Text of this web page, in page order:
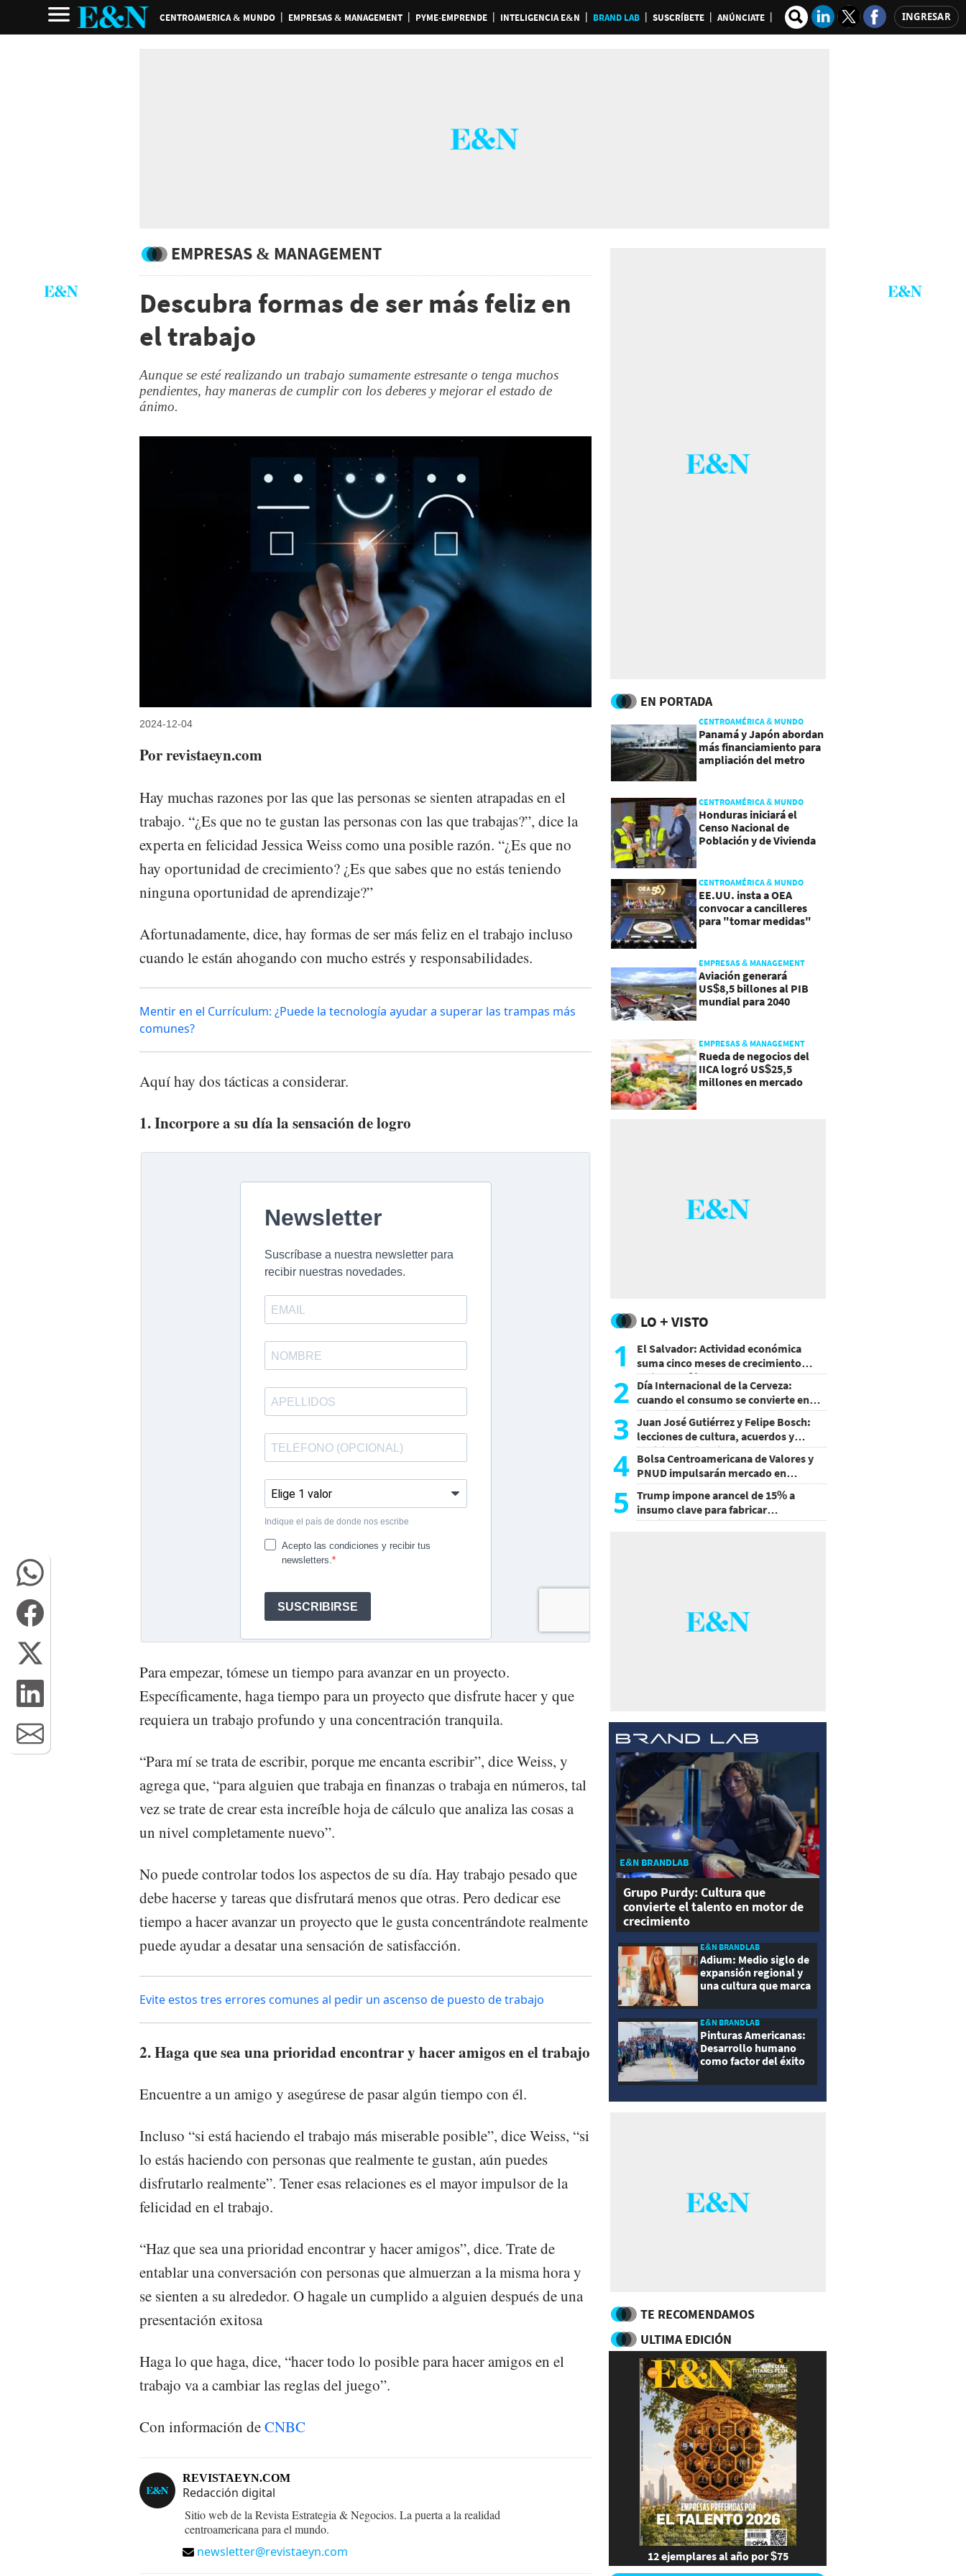
CENTROAMERICA & MUNDO EMPRESAS & MANAGEMENT PYME-EMPRENDE INTELIGENCIA E&N BRAND LAB SUSCRÍBETE ANÚNCIATE INGRESAR
EMPRESAS & MANAGEMENT
Descubra formas de ser más feliz en
el trabajo
Aunque se esté realizando un trabajo sumamente estresante o tenga muchos
pendientes, hay maneras de cumplir con los deberes y mejorar el estado de
ánimo.
2024-12-04
Por revistaeyn.com
Hay muchas razones por las que las personas se sienten atrapadas en el
trabajo. “¿Es que no te gustan las personas con las que trabajas?”, dice la
experta en felicidad Jessica Weiss como una posible razón. “¿Es que no
hay oportunidad de crecimiento? ¿Es que sabes que no estás teniendo
ninguna oportunidad de aprendizaje?”
Afortunadamente, dice, hay formas de ser más feliz en el trabajo incluso
cuando le están ahogando con mucho estrés y responsabilidades.
Mentir en el Currículum: ¿Puede la tecnología ayudar a superar las trampas más
comunes?
Aquí hay dos tácticas a considerar.
1. Incorpore a su día la sensación de logro
Para empezar, tómese un tiempo para avanzar en un proyecto.
Específicamente, haga tiempo para un proyecto que disfrute hacer y que
requiera un trabajo profundo y una concentración tranquila.
“Para mí se trata de escribir, porque me encanta escribir”, dice Weiss, y
agrega que, “para alguien que trabaja en finanzas o trabaja en números, tal
vez se trate de crear esta increíble hoja de cálculo que analiza las cosas a
un nivel completamente nuevo”.
No puede controlar todos los aspectos de su día. Hay trabajo pesado que
debe hacerse y tareas que disfrutará menos que otras. Pero dedicar ese
tiempo a hacer avanzar un proyecto que le gusta concentrándote realmente
puede ayudar a desatar una sensación de satisfacción.
Evite estos tres errores comunes al pedir un ascenso de puesto de trabajo
2. Haga que sea una prioridad encontrar y hacer amigos en el trabajo
Encuentre a un amigo y asegúrese de pasar algún tiempo con él.
Incluso “si está haciendo el trabajo más miserable posible”, dice Weiss, “si
lo estás haciendo con personas que realmente te gustan, aún puedes
disfrutarlo realmente”. Tener esas relaciones es el mayor impulsor de la
felicidad en el trabajo.
“Haz que sea una prioridad encontrar y hacer amigos”, dice. Trate de
entablar una conversación con personas que almuerzan a la misma hora y
se sienten a su alrededor. O hagale un cumplido a alguien después de una
presentación exitosa
Haga lo que haga, dice, “hacer todo lo posible para hacer amigos en el
trabajo va a cambiar las reglas del juego”.
Con información deCNBC
REVISTAEYN.COM
Redacción digital
Sitio web de la Revista Estrategia & Negocios. La puerta a la realidad
centroamericana para el mundo.
newsletter@revistaeyn.com
EN PORTADA
CENTROAMÉRICA & MUNDO
Panamá y Japón abordan
más financiamiento para
ampliación del metro
CENTROAMÉRICA & MUNDO
Honduras iniciará el
Censo Nacional de
Población y de Vivienda
CENTROAMÉRICA & MUNDO
EE.UU. insta a OEA
convocar a cancilleres
para "tomar medidas"
EMPRESAS & MANAGEMENT
Aviación generará
US$8,5 billones al PIB
mundial para 2040
EMPRESAS & MANAGEMENT
Rueda de negocios del
IICA logró US$25,5
millones en mercado
LO + VISTO
1
El Salvador: Actividad económica
suma cinco meses de crecimiento
arriba de 4%
2 Día Internacional de la Cerveza:
cuando el consumo se convierte en
experiencia
3 Juan José Gutiérrez y Felipe Bosch:
lecciones de cultura, acuerdos y
decisiones sin miedo
4 Bolsa Centroamericana de Valores y
PNUD impulsarán mercado en
Honduras
5
Trump impone arancel de 15% a
insumo clave para fabricar
semiconductores y paneles
E&N BRANDLAB
Grupo Purdy: Cultura que
convierte el talento en motor de
crecimiento
E&N BRANDLAB
Adium: Medio siglo de
expansión regional y
una cultura que marca
E&N BRANDLAB
Pinturas Americanas:
Desarrollo humano
como factor del éxito
TE RECOMENDAMOS
ULTIMA EDICIÓN
12 ejemplares al año por $75